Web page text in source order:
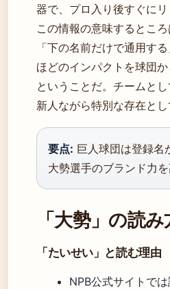
器で、プロ入り後すぐに
この情報の意味するとこ
「下の名前だけで通用する
ほどのインパクトを球団か
ということだ。チームとし
新人ながら特別な存在とし
要点: 巨人球団は登録名
大勢選手のブランド力
「大勢」の読
「たいせい」と読む理由
NPB公式サイトで